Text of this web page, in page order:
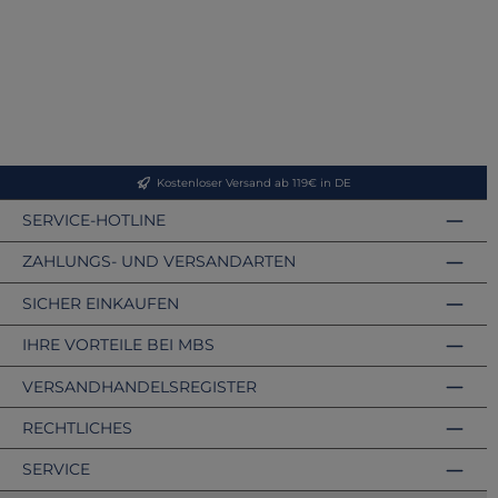
Kostenloser Versand ab 119€ in DE
SERVICE-HOTLINE
ZAHLUNGS- UND VERSANDARTEN
VERSANDHANDELSREGISTER
SICHER EINKAUFEN
IHRE VORTEILE BEI MBS
RECHTLICHES
SERVICE